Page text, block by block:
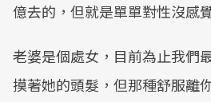
億去的，但就是單單對性沒感
老婆是個處女，目前為止我們
摸著她的頭髮，但那種舒服離